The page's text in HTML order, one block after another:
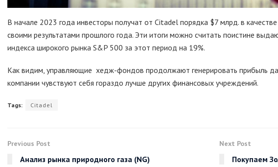
В начале 2023 года инвесторы получат от Citadel порядка $7 млрд. в
своими результатами прошлого года. Эти итоги можно считать поистине
индекса широкого рынка S&P 500 за этот период на 19%.
Как видим, управляющие хедж-фондов продолжают генерировать прибыль
компании чувствуют себя гораздо лучше других финансовых учреждений.
Tags: Citadel
Previous Post
Анализ рынка природного газа (NG)
Next Post
Покупаем